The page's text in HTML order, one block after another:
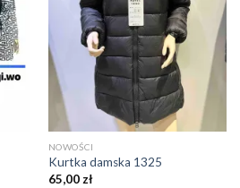
NOWOŚCI
Kurtka damska 1325
65,00 zł